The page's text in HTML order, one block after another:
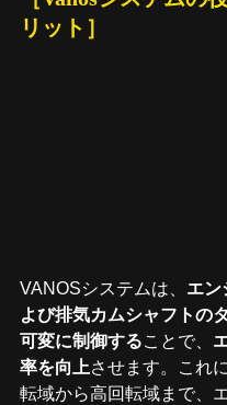
リット］
VANOSシステムは、 エン
よび排気カムシャフトの
可変に制御することで、
率を向上させます。これ
転域から高回転域まで、